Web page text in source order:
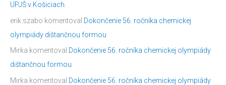
UPJŠ v Košiciach.
erik.szabo komentoval Dokončenie 56. ročníka chemickej
olympiády dištančnou formou
Mirka komentoval Dokončenie 56. ročníka chemickej olympiády
dištančnou formou
Mirka komentoval Dokončenie 56. ročníka chemickej olympiády